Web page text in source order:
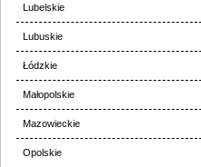
Lubelskie
Lubuskie
Łódzkie
Małopolskie
Mazowieckie
Opolskie